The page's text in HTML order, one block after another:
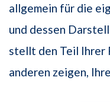
allgemein für die
und dessen
stellt den Teil Ihrer
anderen zeigen,